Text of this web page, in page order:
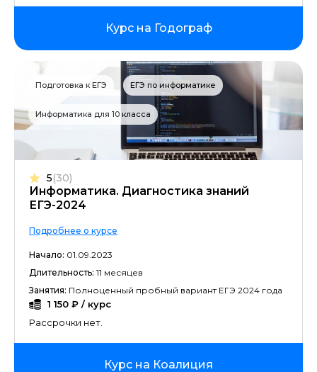
Курс на Годограф
Подготовка к ЕГЭ ЕГЭ по информатике
Информатика для 10 класса
Информатика. Диагностика знаний
ЕГЭ-2024
5(30)
Подробнее о курсе
Начало: 01.09.2023
Длительность: 11 месяцев
Занятия: Полноценный пробный вариант ЕГЭ 2024 года
1 150 ₽ / курс
Рассрочки нет.
Курс на Коалиция